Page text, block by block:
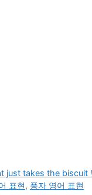
just takes the biscuit
표현, 풍자 영어 표현